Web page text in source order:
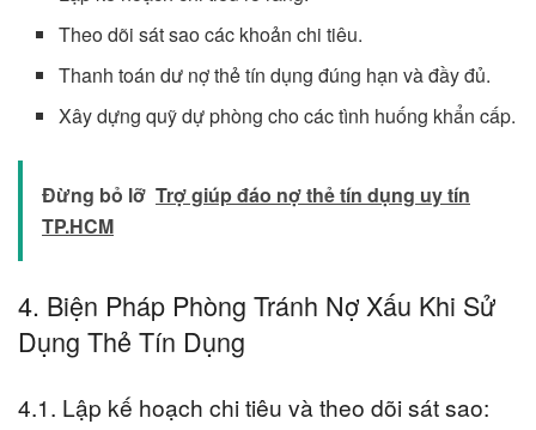
Theo dõi sát sao các khoản chi tiêu.
Thanh toán dư nợ thẻ tín dụng đúng hạn và đầy đủ.
Xây dựng quỹ dự phòng cho các tình huống khẩn cấp.
Đừng bỏ lỡ Trợ giúp đáo nợ thẻ tín dụng uy tín
TP.HCM
4. Biện Pháp Phòng Tránh Nợ Xấu Khi Sử
Dụng Thẻ Tín Dụng
4.1. Lập kế hoạch chi tiêu và theo dõi sát sao: